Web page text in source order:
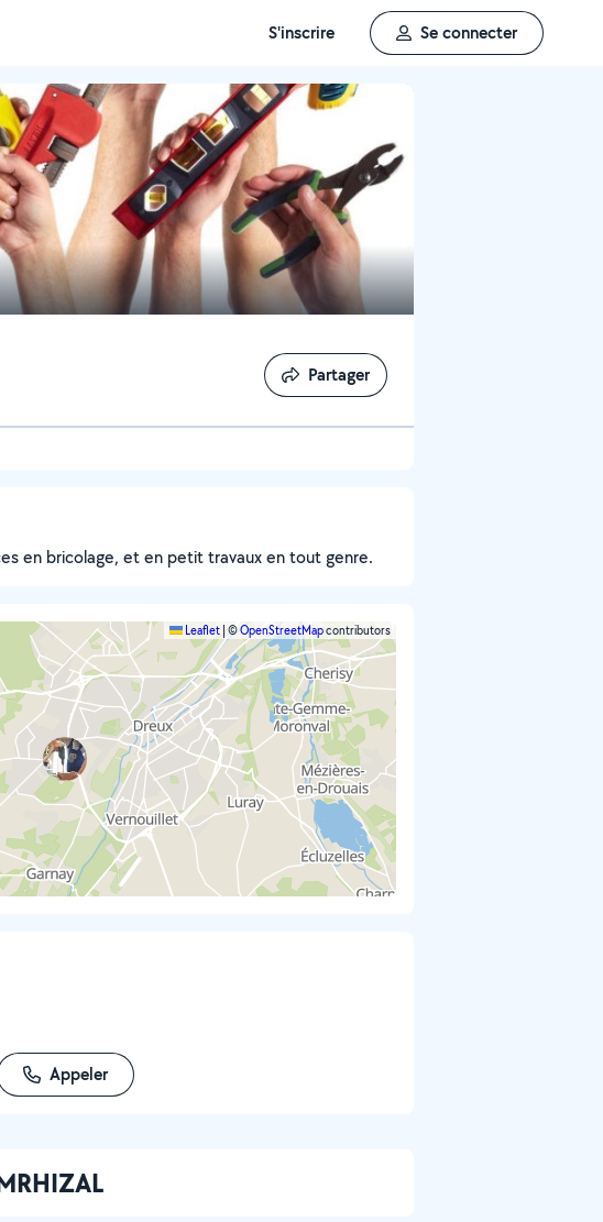
S'inscrire Se connecter
Partager
Partager
en bricolage, et en petit travaux en tout genre.
Leaflet ©OpenStreetMapcontributors
Appeler